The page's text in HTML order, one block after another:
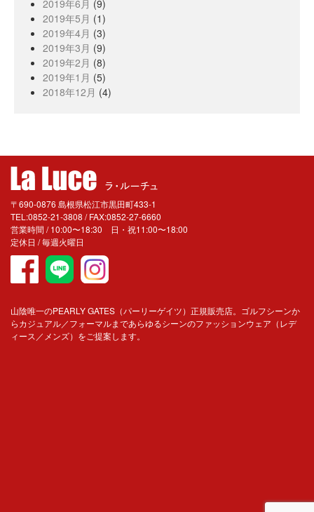
2019年6月 (9)
2019年5月 (1)
2019年4月 (3)
2019年3月 (9)
2019年2月 (8)
2019年1月 (5)
2018年12月 (4)
〒690-0876 島根県松江市黒田町433-1
TEL:0852-21-3808 / FAX:0852-27-6660
営業時間 / 10:00〜18:30 日・祝11:00〜18:00
定休日 / 毎週火曜日
山陰唯一のPEARLY GATES（パーリーゲイツ）正規販売店。ゴルフシーンか
らカジュアル／フォーマルまであらゆるシーンのファッションウェア（レデ
ィース／メンズ）をご提案します。